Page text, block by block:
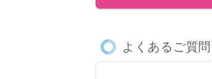
よくあるご質問